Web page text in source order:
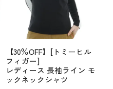
【30％OFF】[トミーヒル
フィガー]
レディース 長袖ライン モ
ックネックシャツ